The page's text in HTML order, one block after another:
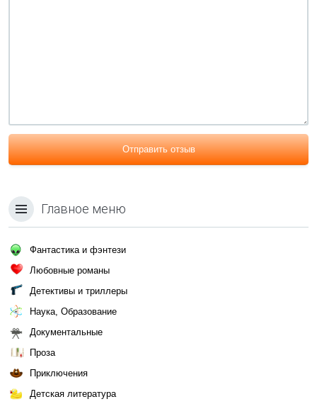
Отправить отзыв
Главное меню
Фантастика и фэнтези
Любовные романы
Детективы и триллеры
Наука, Образование
Документальные
Проза
Приключения
Детская литература